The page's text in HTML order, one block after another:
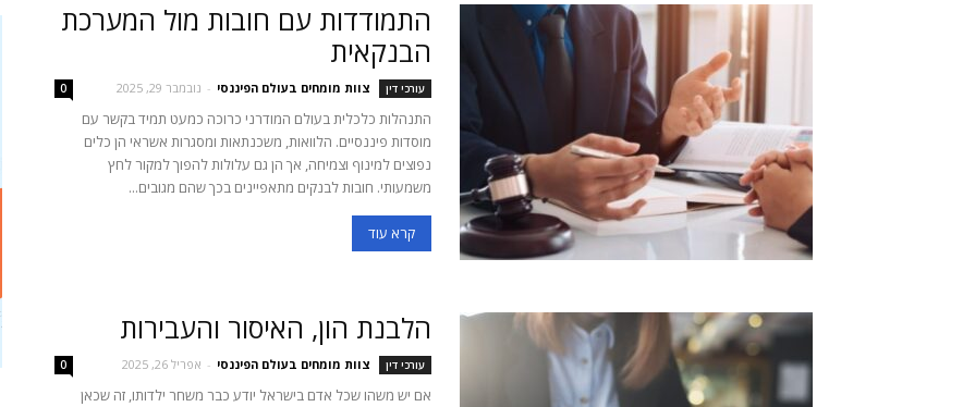
התמודדות עם חובות מול המערכת
הבנקאית
עורכי דין צוות מומחים בעולם הפיננסי - נובמבר 29, 2025 0
התנהלות כלכלית בעולם המודרני כרוכה כמעט תמיד בקשר עם
מוסדות פיננסיים. הלוואות, משכנתאות ומסגרות אשראי הן כלים
נפוצים למינוף וצמיחה, אך הן גם עלולות להפוך למקור לחץ
משמעותי. חובות לבנקים מתאפיינים בכך שהם מגובים...
קרא עוד
הלבנת הון, האיסור והעבירות
עורכי דין צוות מומחים בעולם הפיננסי - אפריל 26, 2025 0
אם יש משהו שכל אדם בישראל יודע כבר משחר ילדותו, זה שכאן